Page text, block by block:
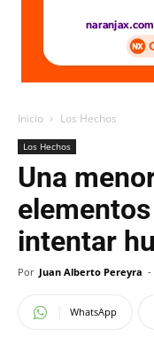
Inicio Los Hechos
Los Hechos
Una
intentar
Por Juan Alberto Pereyra -
WhatsApp